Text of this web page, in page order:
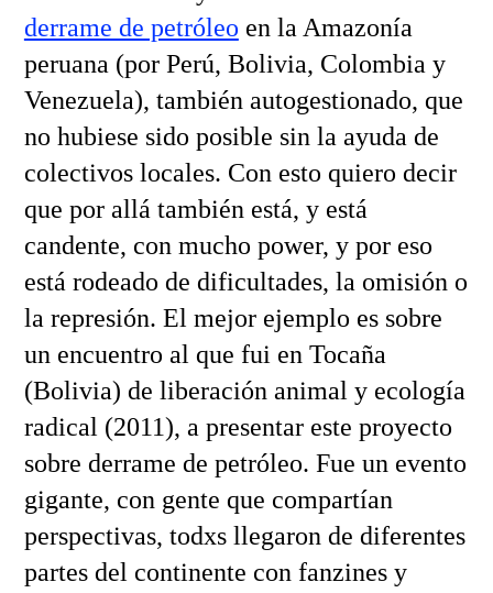
derrame de petróleo en la Amazonía
peruana (por Perú, Bolivia, Colombia y
Venezuela), también autogestionado, que
no hubiese sido posible sin la ayuda de
colectivos locales. Con esto quiero decir
que por allá también está, y está
candente, con mucho power, y por eso
está rodeado de dificultades, la omisión o
la represión. El mejor ejemplo es sobre
un encuentro al que fui en Tocaña
(Bolivia) de liberación animal y ecología
radical (2011), a presentar este proyecto
sobre derrame de petróleo. Fue un evento
gigante, con gente que compartían
perspectivas, todxs llegaron de diferentes
partes del continente con fanzines y